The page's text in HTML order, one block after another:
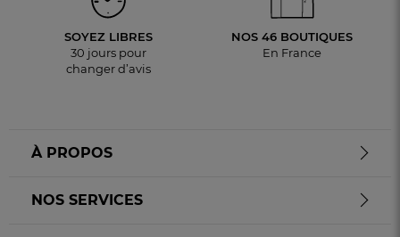
SOYEZ LIBRES
30 jours pour
changer d’avis
NOS 46 BOUTIQUES
En France
À PROPOS
NOS SERVICES